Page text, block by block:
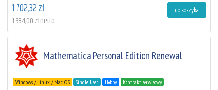
1 702,32 zł
1 384,00 zł netto
do koszyka
Mathematica Personal Edition Renewal
Windows / Linux / Mac OS Single User Hobby Kontrakt serwisowy